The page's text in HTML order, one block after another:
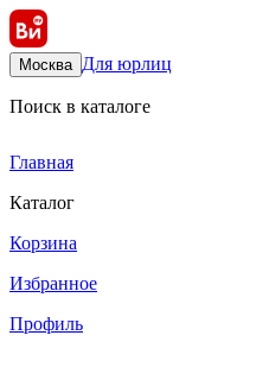
Москва Для юрлиц
Поиск в каталоге
Главная
Каталог
Корзина
Избранное
Профиль